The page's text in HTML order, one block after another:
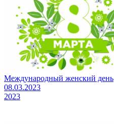
Международный женский день
08.03.2023
2023